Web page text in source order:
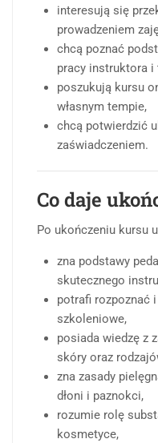
interesują się
prowadzeniem
chcą poznać
pracy instruktora i
poszukują kursu
własnym tempie,
chcą potwierdzić
zaświadczeniem.
Co daje
Po ukończeniu kursu
zna podstawy
skutecznego
potrafi rozpoznać
szkoleniowe,
posiada wiedzę z
skóry oraz
zna zasady
dłoni i paznokci,
rozumie rolę
kosmetyce,